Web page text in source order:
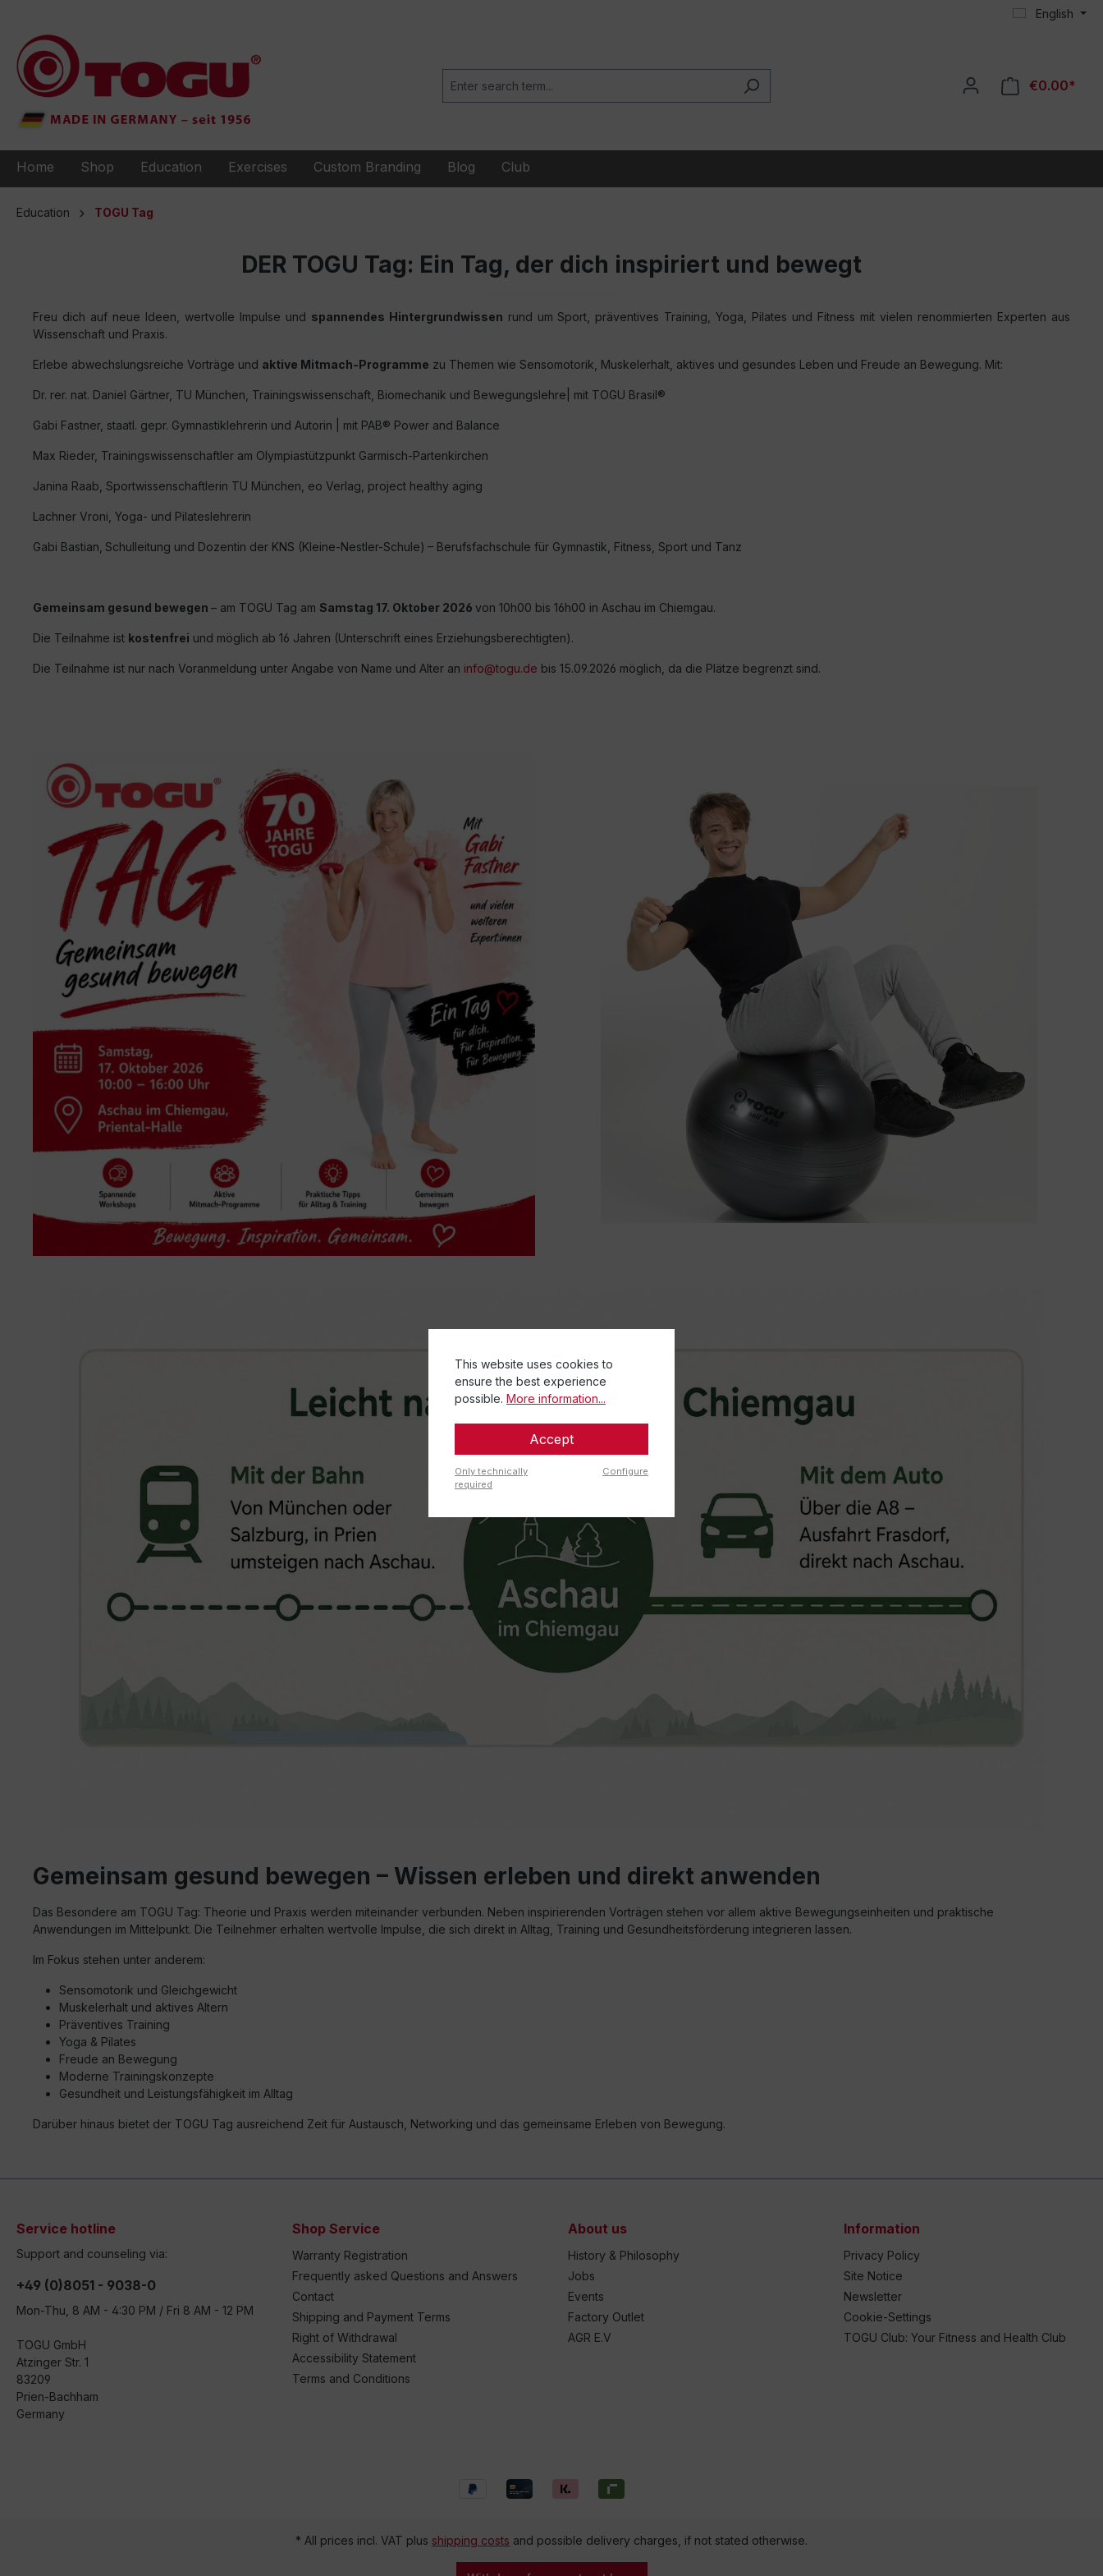
English
€0.00*
Home Shop Education Exercises Custom Branding Blog Club
Education TOGU Tag
DER TOGU Tag: Ein Tag, der dich inspiriert und bewegt
Freu dich auf neue Ideen, wertvolle Impulse und spannendes Hintergrundwissen rund um Sport, präventives Training, Yoga, Pilates und Fitness mit vielen renommierten Experten aus
Wissenschaft und Praxis.
Erlebe abwechslungsreiche Vorträge und aktive Mitmach-Programme zu Themen wie Sensomotorik, Muskelerhalt, aktives und gesundes Leben und Freude an Bewegung. Mit:
Dr. rer. nat. Daniel Gärtner, TU München, Trainingswissenschaft, Biomechanik und Bewegungslehre| mit TOGU Brasil®
Gabi Fastner, staatl. gepr. Gymnastiklehrerin und Autorin | mit PAB® Power and Balance
Max Rieder, Trainingswissenschaftler am Olympiastützpunkt Garmisch-Partenkirchen
Janina Raab, Sportwissenschaftlerin TU München, eo Verlag, project healthy aging
Lachner Vroni, Yoga- und Pilateslehrerin
Gabi Bastian, Schulleitung und Dozentin der KNS (Kleine-Nestler-Schule) – Berufsfachschule für Gymnastik, Fitness, Sport und Tanz
Gemeinsam gesund bewegen – am TOGU Tag am Samstag 17. Oktober 2026 von 10h00 bis 16h00 in Aschau im Chiemgau.
Die Teilnahme ist kostenfrei und möglich ab 16 Jahren (Unterschrift eines Erziehungsberechtigten).
Die Teilnahme ist nur nach Voranmeldung unter Angabe von Name und Alter an info@togu.de bis 15.09.2026 möglich, da die Plätze begrenzt sind.
Gemeinsam gesund bewegen – Wissen erleben und direkt anwenden
Das Besondere am TOGU Tag: Theorie und Praxis werden miteinander verbunden. Neben inspirierenden Vorträgen stehen vor allem aktive Bewegungseinheiten und praktische
Anwendungen im Mittelpunkt. Die Teilnehmer erhalten wertvolle Impulse, die sich direkt in Alltag, Training und Gesundheitsförderung integrieren lassen.
Im Fokus stehen unter anderem:
Sensomotorik und Gleichgewicht
Muskelerhalt und aktives Altern
Präventives Training
Yoga & Pilates
Freude an Bewegung
Moderne Trainingskonzepte
Gesundheit und Leistungsfähigkeit im Alltag
Darüber hinaus bietet der TOGU Tag ausreichend Zeit für Austausch, Networking und das gemeinsame Erleben von Bewegung.
Service hotline
Support and counseling via:
+49 (0)8051 - 9038-0
Mon-Thu, 8 AM - 4:30 PM / Fri 8 AM - 12 PM
TOGU GmbH
Atzinger Str. 1
83209
Prien-Bachham
Germany
Shop Service
Warranty Registration
Frequently asked Questions and Answers
Contact
Shipping and Payment Terms
Right of Withdrawal
Accessibility Statement
Terms and Conditions
About us
History & Philosophy
Jobs
Events
Factory Outlet
AGR E.V
Information
Privacy Policy
Site Notice
Newsletter
Cookie-Settings
TOGU Club: Your Fitness and Health Club
* All prices incl. VAT plus shipping costs and possible delivery charges, if not stated otherwise.
This website uses cookies to
ensure the best experience
possible. More information...
Accept
Only technically
required
Configure